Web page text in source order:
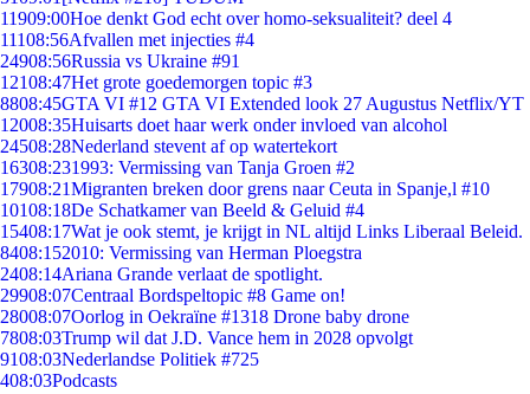
11909:00Hoe denkt God echt over homo-seksualiteit? deel 4
11108:56Afvallen met injecties #4
24908:56Russia vs Ukraine #91
12108:47Het grote goedemorgen topic #3
8808:45GTA VI #12 GTA VI Extended look 27 Augustus Netflix/YT
12008:35Huisarts doet haar werk onder invloed van alcohol
24508:28Nederland stevent af op watertekort
16308:231993: Vermissing van Tanja Groen #2
17908:21Migranten breken door grens naar Ceuta in Spanje,l #10
10108:18De Schatkamer van Beeld & Geluid #4
15408:17Wat je ook stemt, je krijgt in NL altijd Links Liberaal Beleid.
8408:152010: Vermissing van Herman Ploegstra
2408:14Ariana Grande verlaat de spotlight.
29908:07Centraal Bordspeltopic #8 Game on!
28008:07Oorlog in Oekraïne #1318 Drone baby drone
7808:03Trump wil dat J.D. Vance hem in 2028 opvolgt
9108:03Nederlandse Politiek #725
408:03Podcasts